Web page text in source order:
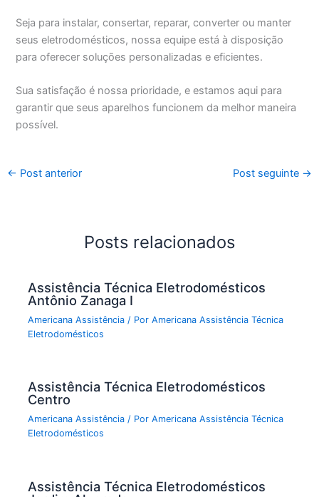
Seja para instalar, consertar, reparar, converter ou manter
seus eletrodomésticos, nossa equipe está à disposição
para oferecer soluções personalizadas e eficientes.
Sua satisfação é nossa prioridade, e estamos aqui para
garantir que seus aparelhos funcionem da melhor maneira
possível.
← Post anterior Post seguinte →
Posts relacionados
Assistência Técnica Eletrodomésticos
Antônio Zanaga I
Americana Assistência / PorAmericana Assistência Técnica
Eletrodomésticos
Assistência Técnica Eletrodomésticos
Centro
Americana Assistência / PorAmericana Assistência Técnica
Eletrodomésticos
Assistência Técnica Eletrodomésticos